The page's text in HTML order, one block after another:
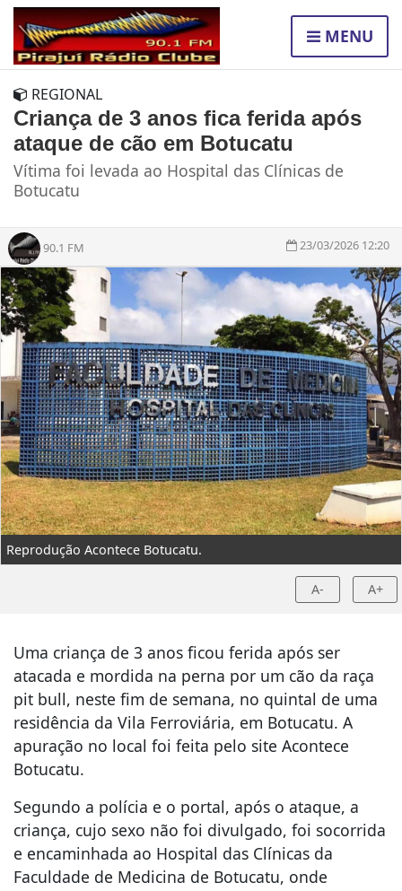
MENU
REGIONAL
Criança de 3 anos fica ferida após
ataque de cão em Botucatu
Vítima foi levada ao Hospital das Clínicas de
Botucatu
90.1 FM 23/03/2026 12:20
Reprodução Acontece Botucatu.
A- A+
Uma criança de 3 anos ficou ferida após ser
atacada e mordida na perna por um cão da raça
pit bull, neste fim de semana, no quintal de uma
residência da Vila Ferroviária, em Botucatu. A
apuração no local foi feita pelo site Acontece
Botucatu.
Segundo a polícia e o portal, após o ataque, a
criança, cujo sexo não foi divulgado, foi socorrida
e encaminhada ao Hospital das Clínicas da
Faculdade de Medicina de Botucatu, onde